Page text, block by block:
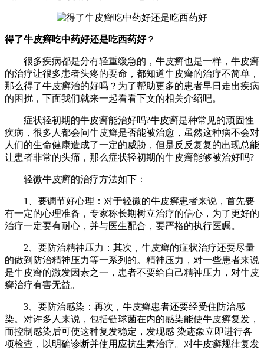
得了牛皮癣吃中药好还是吃西药好？
很多疾病都是分有轻重缓急的，牛皮癣也是一样，牛皮癣
的治疗让很多患者头疼的要命，都知道牛皮癣的治疗不简单，
那么得了牛皮癣治的好吗？为了帮助更多的患者早日走出疾病
的困扰，下面我们就来一起看看下文的相关介绍吧。
症状轻初期的牛皮癣能治好吗?牛皮癣是种常见的顽固性
疾病，很多人都会问牛皮癣是否能被治愈，虽然这种病不会对
人们的生命健康造成了一定的威胁，但是反反复复的出现总能
让患者非常的头痛，那么症状轻初期的牛皮癣能够被治好吗?
轻微牛皮癣的治疗方法如下：
1、要调节好心理：对于轻微的牛皮癣患者来说，首先要
有一定的心理准备，专家称长期树立治疗的信心，为了更好的
治疗一定要有耐心，并与医生配合，要严格的执行医瞩。
2、要防治精神压力：其次，牛皮癣的症状治疗还要尽量
的做到防治精神压力等一系列的。精神压力，对一些患者来说
是牛皮癣的激发因素之一，患者不要给自己精神压力，对牛皮
癣治疗有害无益。
3、要防治感染：再次，牛皮癣患者还要经受住防治感
染。对许多人来说，包括链球菌在内的感染能使牛皮癣复发，
而控制感染后可使这种复发稳定，发现感 染迹象立即进行各
项检查，以明确诊断并使用应抗生素治疗。对牛皮癣规律复发